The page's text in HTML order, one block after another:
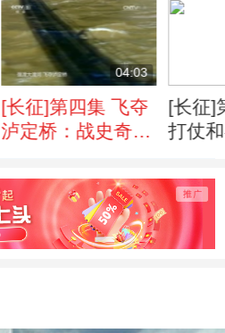
04:03
[长征]第四集 飞夺
泸定桥：战史奇观
[长征]
打仗